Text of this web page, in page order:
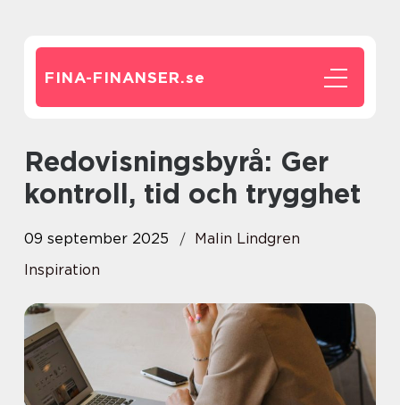
FINA-FINANSER.se
Redovisningsbyrå: Ger
kontroll, tid och trygghet
09 september 2025
Malin Lindgren
Inspiration